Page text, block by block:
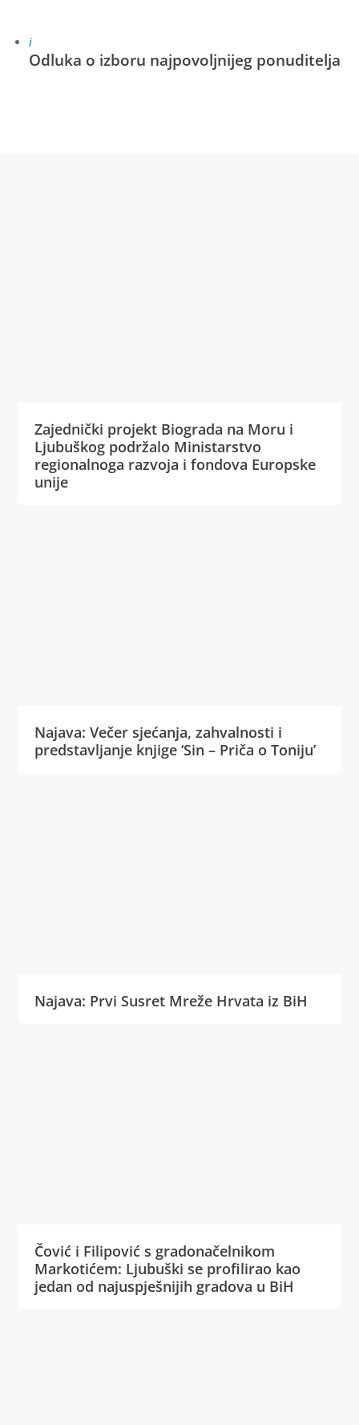
i
Odluka o izboru najpovoljnijeg ponuditelja
Zajednički projekt Biograda na Moru i
Ljubuškog podržalo Ministarstvo
regionalnoga razvoja i fondova Europske
unije
Najava: Večer sjećanja, zahvalnosti i
predstavljanje knjige ‘Sin – Priča o Toniju’
Najava: Prvi Susret Mreže Hrvata iz BiH
Čović i Filipović s gradonačelnikom
Markotićem: Ljubuški se profilirao kao
jedan od najuspješnijih gradova u BiH